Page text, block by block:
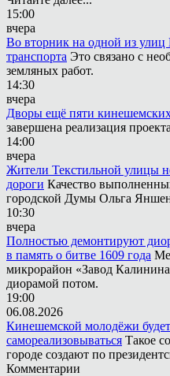
15:00
вчера
Во вторник на одной из
транспорта Это связано с
земляных работ.
14:30
вчера
Дворы ещё пяти кинешемских
завершена реализация
14:00
вчера
Жители Текстильной улицы
дороги Качество
городской Думы Ольга
10:30
вчера
Полностью демонтируют
в память о битве 1609 года
микрорайон «Завод
диорамой потом.
19:00
06.08.2026
Кинешемской молодёжи будет
самореализовываться Такое
городе создают по
Комментарии